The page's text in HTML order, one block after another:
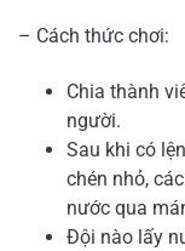
– Cách thức chơi:
Chia thành
người.
Sau khi có
chén nhỏ,
nước qua
Đội nào lấy